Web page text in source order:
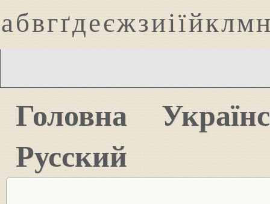
абвгґдеєжзиіїйклмн
Головна
Русский